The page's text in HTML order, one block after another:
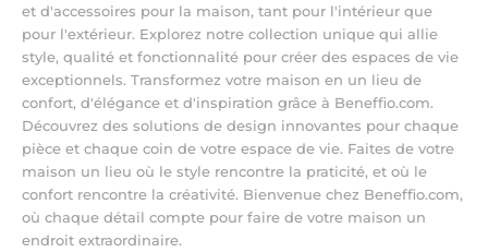
et d'accessoires pour la maison, tant pour l'intérieur que
pour l'extérieur. Explorez notre collection unique qui allie
style, qualité et fonctionnalité pour créer des espaces de vie
exceptionnels. Transformez votre maison en un lieu de
confort, d'élégance et d'inspiration grâce à Beneffio.com.
Découvrez des solutions de design innovantes pour chaque
pièce et chaque coin de votre espace de vie. Faites de votre
maison un lieu où le style rencontre la praticité, et où le
confort rencontre la créativité. Bienvenue chez Beneffio.com,
où chaque détail compte pour faire de votre maison un
endroit extraordinaire.